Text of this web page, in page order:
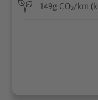
149g CO₂/km